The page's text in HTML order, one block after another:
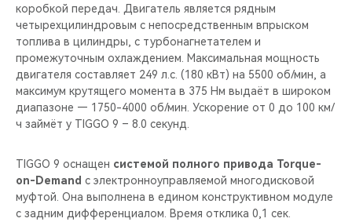
коробкой передач. Двигатель является рядным
четырехцилиндровым с непосредственным впрыском
топлива в цилиндры, с турбонагнетателем и
промежуточным охлаждением. Максимальная мощность
двигателя составляет 249 л.с. (180 кВт) на 5500 об/мин, а
максимум крутящего момента в 375 Нм выдаёт в широком
диапазоне — 1750-4000 об/мин. Ускорение от 0 до 100 км/
ч займёт у TIGGO 9 – 8.0 секунд.
TIGGO 9 оснащен системой полного привода Torque-
on-Demand с электронноуправляемой многодисковой
муфтой. Она выполнена в едином конструктивном модуле
с задним дифференциалом. Время отклика 0,1 сек.